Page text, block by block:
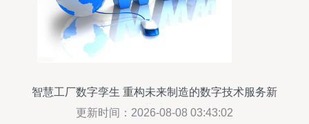
智慧工厂数字孪生 重构未来制造的数字技术服务新
范式
更新时间：2026-08-08 03:43:02